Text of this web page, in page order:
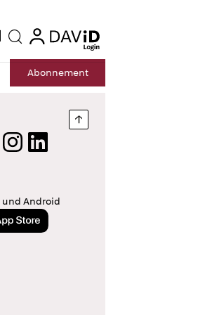
Suche login
Abonnement
Nach oben springen
Instagram
LinkedIn
und Android
App Store